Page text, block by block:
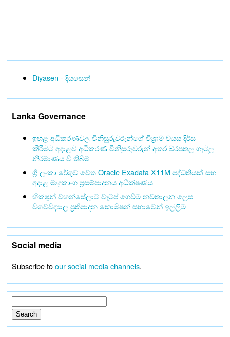
Diyasen - දියසෙන්
Lanka Governance
ඉහළ අධිකරණවල විනිසුරුවරුන්ගේ විශ්‍රාම වයස දීර්ඝ
කිරීමට අදාළව අධිකරණ විනිසුරුවරුන් අතර බරපතල ගැටලු
නිර්මාණය වී තිබීම
ශ්‍රී ලංකා රේගුව වෙත Oracle Exadata X11M පද්ධතියක් සහ
අදාළ මෘදුකාංග ප්‍රසම්පාදනය අධීක්ෂණය
භික්ෂූන් වහන්සේලාට වැටුප් ගෙවීම නවතාලන ලෙස
විශ්වවිද්‍යාල ප්‍රතිපාදන කොමිෂන් සභාවෙන් ඉල්ලීම
Social media
Subscribe toour social media channels.